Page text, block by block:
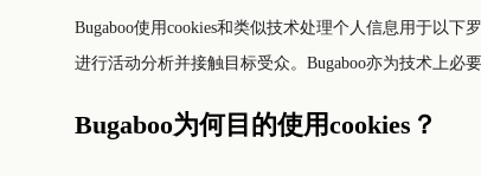
Bugaboo使用cookies和类似技术处理个人信息用于以
进行活动分析并接触目标受众。Bugaboo亦为技术上必
Bugaboo为何目的使用cookies？